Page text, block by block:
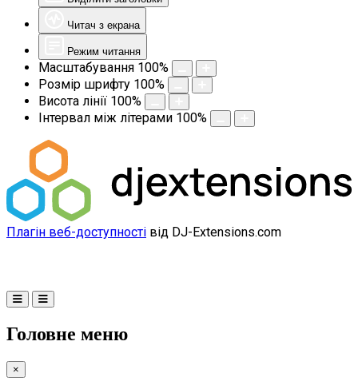
Читач з екрана
Режим читання
Масштабування 100%
Розмір шрифту 100%
Висота лінії 100%
Інтервал між літерами 100%
Плагін веб-доступності від DJ-Extensions.com
Головне меню
×